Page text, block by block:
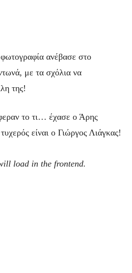
ανέβασε στο
με τα σχόλια να
της!
το τι… έχασε ο Άρης
είναι ο Γιώργος Λιάγκας!
load in the frontend.